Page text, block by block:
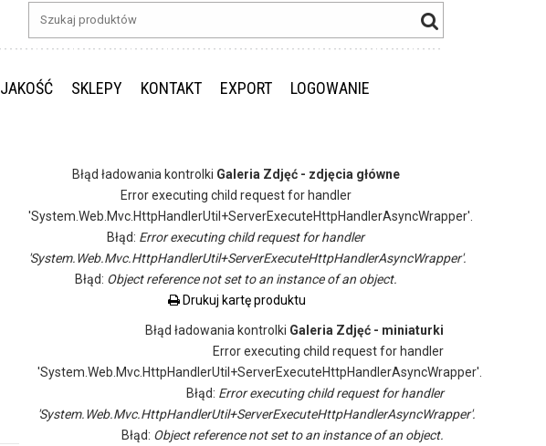
JAKOŚĆ SKLEPY KONTAKT EXPORT LOGOWANIE
Błąd ładowania kontrolki Galeria Zdjęć - zdjęcia główne
Error executing child request for handler
'System.Web.Mvc.HttpHandlerUtil+ServerExecuteHttpHandlerAsyncWrapper'.
Błąd: Error executing child request for handler
'System.Web.Mvc.HttpHandlerUtil+ServerExecuteHttpHandlerAsyncWrapper'.
Błąd: Object reference not set to an instance of an object.
Drukuj kartę produktu
Błąd ładowania kontrolki Galeria Zdjęć - miniaturki
Error executing child request for handler
'System.Web.Mvc.HttpHandlerUtil+ServerExecuteHttpHandlerAsyncWrapper'.
Błąd: Error executing child request for handler
'System.Web.Mvc.HttpHandlerUtil+ServerExecuteHttpHandlerAsyncWrapper'.
Błąd: Object reference not set to an instance of an object.